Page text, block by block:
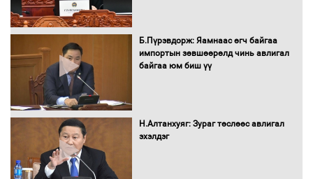
оролцлоо
ААН-ийн нуугтмал хөрөнгийг
битүүмжлэнэ
Б.Пүрэвдорж: Яамнаас өгч байгаа
импортын зөвшөөрөлд чинь авлигал
байгаа юм биш үү
Н.Алтанхуяг: Зураг төслөөс авлигал
эхэлдэг